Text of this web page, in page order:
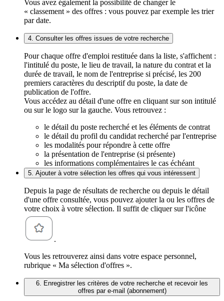
Vous avez également la possibilité de changer le
« classement » des offres : vous pouvez par exemple les trier
par date.
4. Consulter les offres issues de votre recherche
Pour chaque offre d'emploi restituée dans la liste, s'affichent :
l'intitulé du poste, le lieu de travail, la nature du contrat et la
durée de travail, le nom de l'entreprise si précisé, les 200
premiers caractères du descriptif du poste, la date de
publication de l'offre.
Vous accédez au détail d'une offre en cliquant sur son intitulé
ou sur le logo sur la gauche. Vous retrouvez :
le détail du poste recherché et les éléments de contrat
le détail du profil du candidat recherché par l'entreprise
les modalités pour répondre à cette offre
la présentation de l'entreprise (si présente)
les informations complémentaires le cas échéant
5. Ajouter à votre sélection les offres qui vous intéressent
Depuis la page de résultats de recherche ou depuis le détail
d'une offre consultée, vous pouvez ajouter la ou les offres de
votre choix à votre sélection. Il suffit de cliquer sur l'icône
.
Vous les retrouverez ainsi dans votre espace personnel,
rubrique « Ma sélection d'offres ».
6. Enregistrer les critères de votre recherche et recevoir les
offres par e-mail (abonnement)